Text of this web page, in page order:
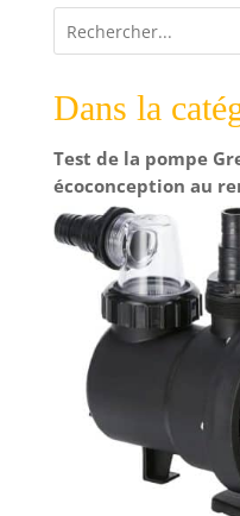
Dans la
Test de la pompe
écoconception au